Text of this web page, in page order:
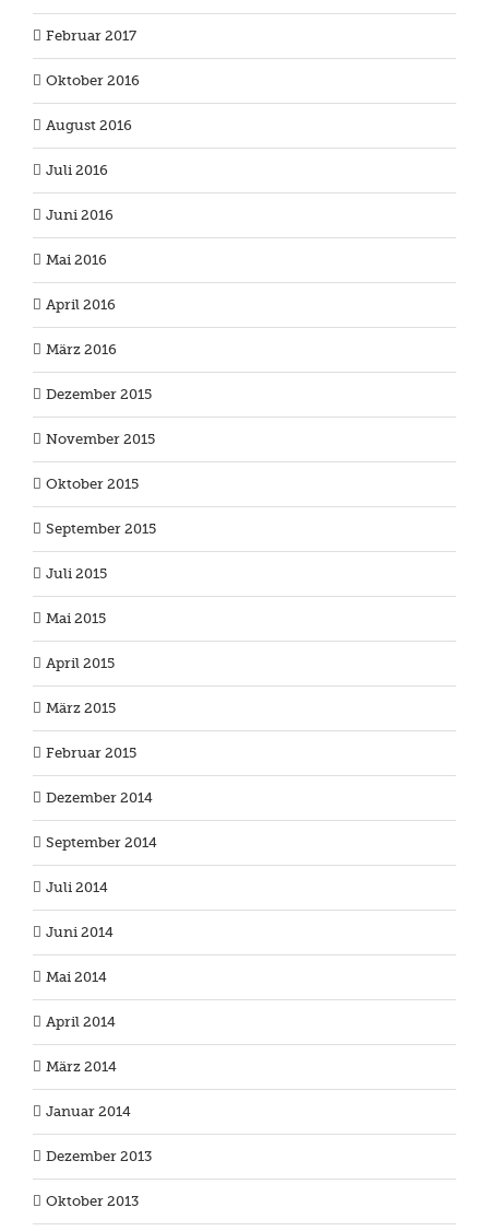
Februar 2017
Oktober 2016
August 2016
Juli 2016
Juni 2016
Mai 2016
April 2016
März 2016
Dezember 2015
November 2015
Oktober 2015
September 2015
Juli 2015
Mai 2015
April 2015
März 2015
Februar 2015
Dezember 2014
September 2014
Juli 2014
Juni 2014
Mai 2014
April 2014
März 2014
Januar 2014
Dezember 2013
Oktober 2013